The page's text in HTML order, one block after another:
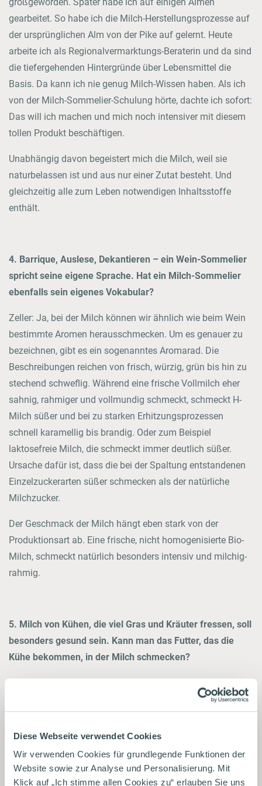
Diese Webseite verwendet Cookies
Wir verwenden Cookies für grundlegende Funktionen der
Website sowie zur Analyse und Personalisierung. Mit
Klick auf „Ich stimme allen Cookies zu“ erlauben Sie uns
gearbeitet. So habe ich die Milch-Herstellungsprozesse auf
der ursprünglichen Alm von der Pike auf gelernt. Heute
arbeite ich als Regionalvermarktungs-Beraterin und da sind
die tiefergehenden Hintergründe über Lebensmittel die
Basis. Da kann ich nie genug Milch-Wissen haben. Als ich
von der Milch-Sommelier-Schulung hörte, dachte ich sofort:
Das will ich machen und mich noch intensiver mit diesem
tollen Produkt beschäftigen.
Unabhängig davon begeistert mich die Milch, weil sie
naturbelassen ist und aus nur einer Zutat besteht. Und
gleichzeitig alle zum Leben notwendigen Inhaltsstoffe
enthält.
4. Barrique, Auslese, Dekantieren – ein Wein-Sommelier
spricht seine eigene Sprache. Hat ein Milch-Sommelier
ebenfalls sein eigenes Vokabular?
Zeller: Ja, bei der Milch können wir ähnlich wie beim Wein
bestimmte Aromen herausschmecken. Um es genauer zu
bezeichnen, gibt es ein sogenanntes Aromarad. Die
Beschreibungen reichen von frisch, würzig, grün bis hin zu
stechend schweflig. Während eine frische Vollmilch eher
sahnig, rahmiger und vollmundig schmeckt, schmeckt H-
Milch süßer und bei zu starken Erhitzungsprozessen
schnell karamellig bis brandig. Oder zum Beispiel
laktosefreie Milch, die schmeckt immer deutlich süßer.
Ursache dafür ist, dass die bei der Spaltung entstandenen
Einzelzuckerarten süßer schmecken als der natürliche
Milchzucker.
Der Geschmack der Milch hängt eben stark von der
Produktionsart ab. Eine frische, nicht homogenisierte Bio-
Milch, schmeckt natürlich besonders intensiv und milchig-
rahmig.
5. Milch von Kühen, die viel Gras und Kräuter fressen, soll
besonders gesund sein. Kann man das Futter, das die
Kühe bekommen, in der Milch schmecken?
die Milch von Kühen, die frische Gräser und Kräuter auf
einer artenreichen Bergwiese gefressen haben, schmeckt
nicht nur besser, sondern enthält auch mehr ungesättigte
Fettsäuren, also Omega-3-Fettsäuren – und die sind für uns
Menschen lebensnotwendig. Das belegen zahlreiche
Studien. Und die daraus hergestellte Butter ist auch